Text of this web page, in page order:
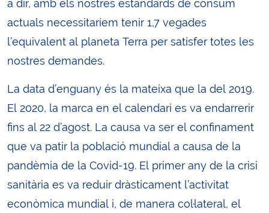
a dir, amb els nostres estàndards de consum
actuals necessitaríem tenir 1,7 vegades
l’equivalent al planeta Terra per satisfer totes les
nostres demandes.
La data d’enguany és la mateixa que la del 2019.
El 2020, la marca en el calendari es va endarrerir
fins al 22 d’agost. La causa va ser el confinament
que va patir la població mundial a causa de la
pandèmia de la Covid-19. El primer any de la crisi
sanitària es va reduir dràsticament l’activitat
econòmica mundial i, de manera col·lateral, el